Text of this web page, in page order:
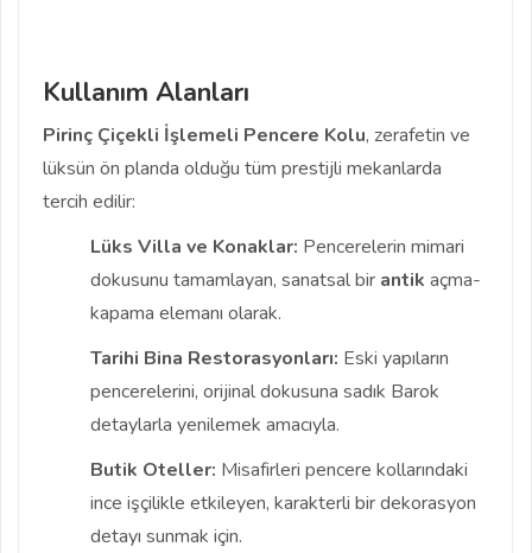
Kullanım Alanları
Pirinç Çiçekli İşlemeli Pencere Kolu, zerafetin ve
lüksün ön planda olduğu tüm prestijli mekanlarda
tercih edilir:
Lüks Villa ve Konaklar: Pencerelerin mimari
dokusunu tamamlayan, sanatsal bir antik açma-
kapama elemanı olarak.
Tarihi Bina Restorasyonları: Eski yapıların
pencerelerini, orijinal dokusuna sadık Barok
detaylarla yenilemek amacıyla.
Butik Oteller: Misafirleri pencere kollarındaki
ince işçilikle etkileyen, karakterli bir dekorasyon
detayı sunmak için.